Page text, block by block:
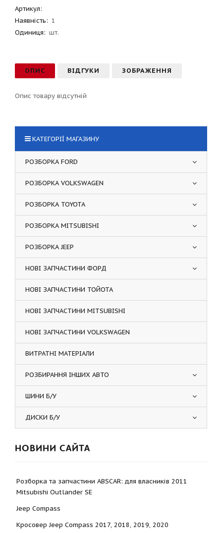
Артикул:
Наявність: 1
Одиниця: шт.
ОПИС ВІДГУКИ ЗОБРАЖЕННЯ
Опис товару відсутній
КАТЕГОРІЇ МАГАЗИНУ
РОЗБОРКА FORD
РОЗБОРКА VOLKSWAGEN
РОЗБОРКА TOYOTA
РОЗБОРКА MITSUBISHI
РОЗБОРКА JEEP
НОВІ ЗАПЧАСТИНИ ФОРД
НОВІ ЗАПЧАСТИНИ ТОЙОТА
НОВІ ЗАПЧАСТИНИ MITSUBISHI
НОВІ ЗАПЧАСТИНИ VOLKSWAGEN
ВИТРАТНІ МАТЕРІАЛИ
РОЗБИРАННЯ ІНШИХ АВТО
ШИНИ Б/У
ДИСКИ Б/У
НОВИНИ САЙТА
Розборка та запчастини ABSCAR: для власників 2011
Mitsubishi Outlander SE
Jeep Compass
Кросовер Jeep Compass 2017, 2018, 2019, 2020